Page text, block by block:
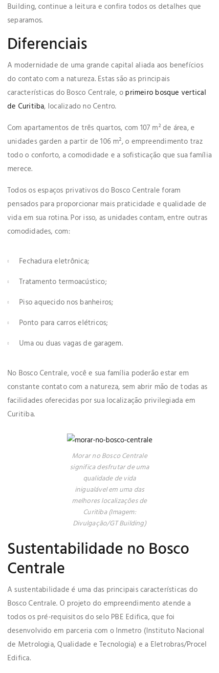
Building, continue a leitura e confira todos os detalhes que
separamos.
Diferenciais
A modernidade de uma grande capital aliada aos benefícios
do contato com a natureza. Estas são as principais
características do Bosco Centrale, o primeiro bosque vertical
de Curitiba, localizado no Centro.
Com apartamentos de três quartos, com 107 m² de área, e
unidades garden a partir de 106 m², o empreendimento traz
todo o conforto, a comodidade e a sofisticação que sua família
merece.
Todos os espaços privativos do Bosco Centrale foram
pensados para proporcionar mais praticidade e qualidade de
vida em sua rotina. Por isso, as unidades contam, entre outras
comodidades, com:
Fechadura eletrônica;
Tratamento termoacústico;
Piso aquecido nos banheiros;
Ponto para carros elétricos;
Uma ou duas vagas de garagem.
No Bosco Centrale, você e sua família poderão estar em
constante contato com a natureza, sem abrir mão de todas as
facilidades oferecidas por sua localização privilegiada em
Curitiba.
Morar no Bosco Centrale
significa desfrutar de uma
qualidade de vida
inigualável em uma das
melhores localizações de
Curitiba (Imagem:
Divulgação/GT Building)
Sustentabilidade no Bosco
Centrale
A sustentabilidade é uma das principais características do
Bosco Centrale. O projeto do empreendimento atende a
todos os pré-requisitos do selo PBE Edifica, que foi
desenvolvido em parceria com o Inmetro (Instituto Nacional
de Metrologia, Qualidade e Tecnologia) e a Eletrobras/Procel
Edifica.